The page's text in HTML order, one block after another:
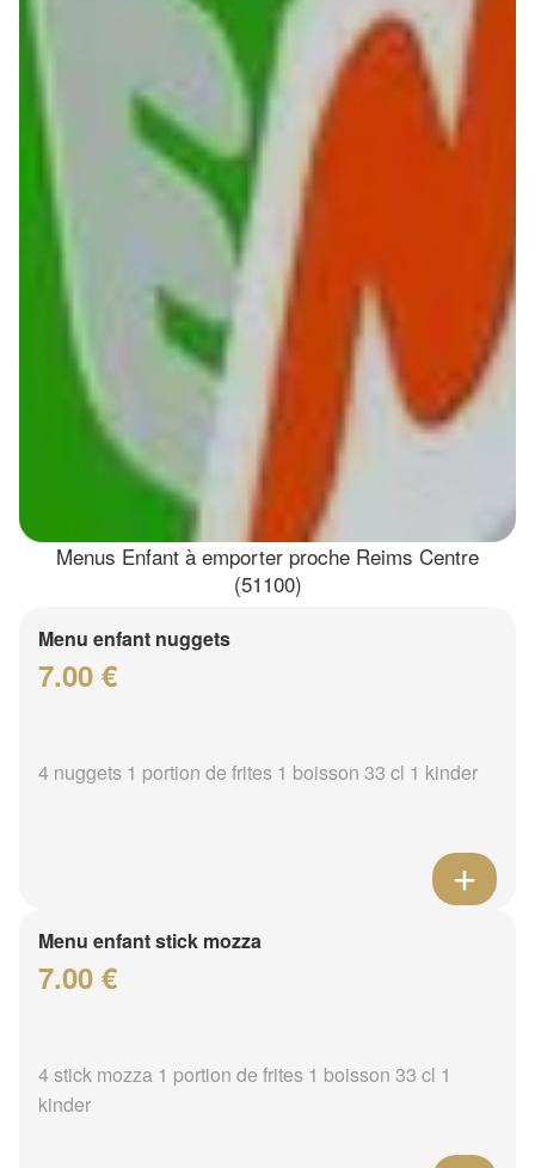
Menus Enfant à emporter proche Reims Centre
(51100)
Menu enfant nuggets
7.00 €
4 nuggets 1 portion de frites 1 boisson 33 cl 1 kinder
Menu enfant stick mozza
7.00 €
4 stick mozza 1 portion de frites 1 boisson 33 cl 1
kinder